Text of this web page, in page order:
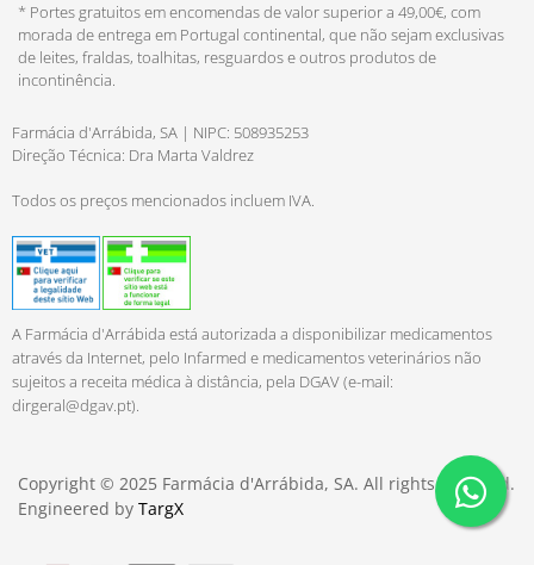
* Portes gratuitos em encomendas de valor superior a 49,00€, com
morada de entrega em Portugal continental, que não sejam exclusivas
de leites, fraldas, toalhitas, resguardos e outros produtos de
incontinência.
Farmácia d'Arrábida, SA | NIPC: 508935253
Direção Técnica: Dra Marta Valdrez
Todos os preços mencionados incluem IVA.
A Farmácia d'Arrábida está autorizada a disponibilizar medicamentos
através da Internet, pelo Infarmed e medicamentos veterinários não
sujeitos a receita médica à distância, pela DGAV (e-mail:
dirgeral@dgav.pt).
Copyright © 2025 Farmácia d'Arrábida, SA. All rights reserved.
Engineered by TargX